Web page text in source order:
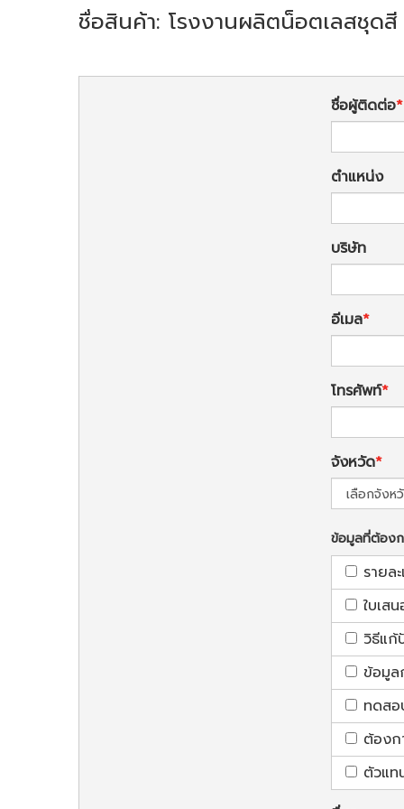
ชื่อสินค้า: โรงงานผลิตน็อตเลสชุดสี
ชื่อผู้ติดต่อ
ตำแหน่ง
บริษัท
อีเมล
โทรศัพท์
จังหวัด
ข้อมูลที่ต้องก
รายล
ใบเส
วิธีแก้
ข้อมูล
ทดสอ
ต้องก
ตัวแท